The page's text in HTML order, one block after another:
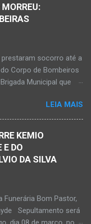
socorristas do Samu
de Monte Azul. Essa
de Vida (SAAV)
socorro até a
Corpo de Bombeiros
Municipal que
álbum pessoal Kauan
sua rede social a
Cachoeira Maria Rosa,
antes de se
nesta terça-feira, dia
se afogou em
nesta terça-feira, dia
LEIA MAIS
KEMIO
E DO
DA SILVA
Funerária Bom Pastor,
Sepultamento será